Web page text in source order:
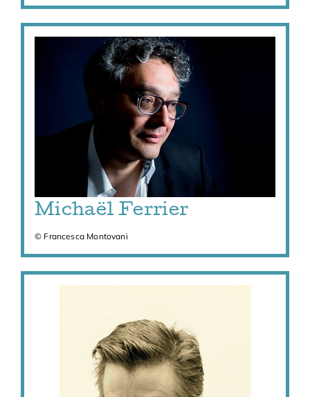
Michaël Ferrier
© Francesca Montovani